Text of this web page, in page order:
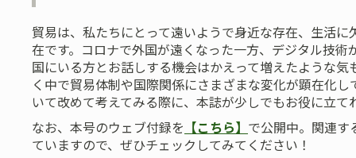
貿易は、私たちにとって遠いようで身近な存在、生活
在です。コロナで外国が遠くなった一方、デジタル技
国にいる方とお話しする機会はかえって増えたような気
く中で貿易体制や国際関係にさまざまな変化が顕在化
いて改めて考えてみる際に、本誌が少しでもお役に立て
なお、本号のウェブ付録を 【こちら】 で公開中。関連す
ていますので、ぜひチェックしてみてください！